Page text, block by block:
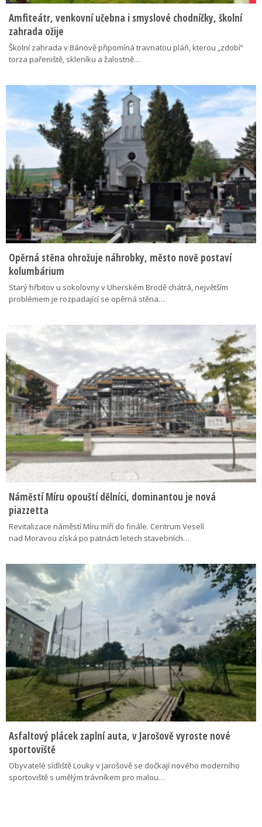
Amfiteátr, venkovní učebna i smyslové chodníčky, školní
zahrada ožije
Školní zahrada v Bánově připomíná travnatou pláň, kterou „zdobí“
torza pařeniště, skleníku a žalostně…
Opěrná stěna ohrožuje náhrobky, město nově postaví
kolumbárium
Starý hřbitov u sokolovny v Uherském Brodě chátrá, největším
problémem je rozpadající se opěrná stěna…
Náměstí Míru opouští dělníci, dominantou je nová
piazzetta
Revitalizace náměstí Míru míří do finále. Centrum Veselí
nad Moravou získá po patnácti letech stavebních…
Asfaltový plácek zaplní auta, v Jarošově vyroste nové
sportoviště
Obyvatelé sídliště Louky v Jarošově se dočkají nového moderního
sportoviště s umělým trávníkem pro malou…